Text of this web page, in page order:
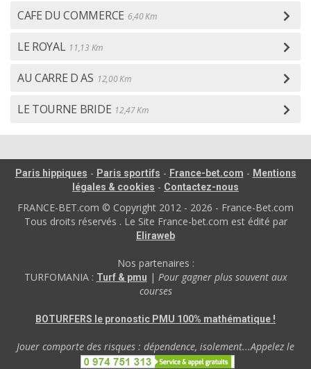
CAFE DU COMMERCE 6,40 Km
LE ROYAL 11,13 Km
AU CARRE D AS 12,00 Km
LE TOURNE BRIDE 12,47 Km
Paris hippiques - Paris sportifs - France-bet.com - Mentions
légales & cookies - Contactez-nous
FRANCE-BET.com © Copyright 2012 - 2026 - France-Bet.com
Tous droits réservés . Le Site France-bet.com est édité par
Eliraweb
Nos partenaires :
TURFOMANIA : Turf & pmu | Pour gagner plus souvent aux
courses
BOTURFERS le pronostic PMU 100% mathématique !
Jouer comporte des risques : dépendence, isolement...Appelez le